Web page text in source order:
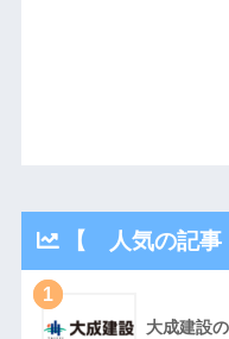
【 人気の記事
1
大成建設